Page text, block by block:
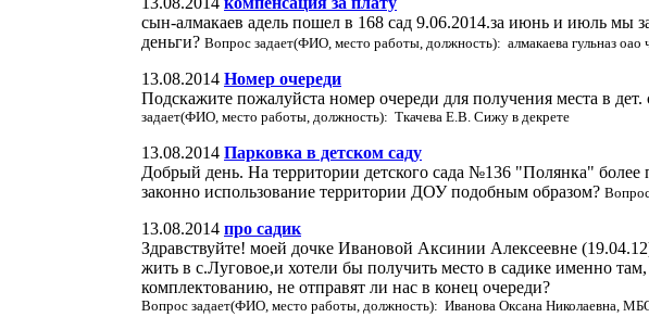
сын-алмакаев адель пошел в 168 сад 9.06.2014.за июнь и июль мы
деньги? Вопрос задает(ФИО, место работы, должность): алмакаева гульназ
13.08.2014 Номер очереди
Подскажите пожалуйста номер очереди для получения места в
задает(ФИО, место работы, должность): Ткачева Е.В. Сижу в декрете
13.08.2014 Парковка в детском саду
Добрый день. На территории детского сада №136 "Полянка"
законно использование территории ДОУ подобным образом?
13.08.2014 про садик
Здравствуйте! моей дочке Ивановой Аксинии Алексеевне
жить в с.Луговое,и хотели бы получить место в садике именно
комплектованию, не отправят ли нас в конец очереди?
Вопрос задает(ФИО, место работы, должность): Иванова Оксана Николаевна,